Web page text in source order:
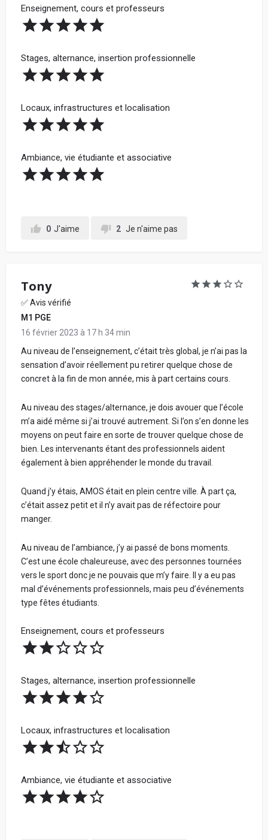
Enseignement, cours et professeurs
Stages, alternance, insertion professionnelle
Locaux, infrastructures et localisation
Ambiance, vie étudiante et associative
0 J'aime 2 Je n'aime pas
Tony
✅ Avis vérifié
M1 PGE
16 février 2023 à 17 h 34 min
Au niveau de l’enseignement, c’était très global, je n’ai pas la
sensation d’avoir réellement pu retirer quelque chose de
concret à la fin de mon année, mis à part certains cours.
Au niveau des stages/alternance, je dois avouer que l’école
m’a aidé même si j’ai trouvé autrement. Si l’on s’en donne les
moyens on peut faire en sorte de trouver quelque chose de
bien. Les intervenants étant des professionnels aident
également à bien appréhender le monde du travail.
Quand j’y étais, AMOS était en plein centre ville. À part ça,
c’était assez petit et il n’y avait pas de réfectoire pour
manger.
Au niveau de l’ambiance, j’y ai passé de bons moments.
C’est une école chaleureuse, avec des personnes tournées
vers le sport donc je ne pouvais que m’y faire. Il y a eu pas
mal d’événements professionnels, mais peu d’événements
type fêtes étudiants.
Enseignement, cours et professeurs
Stages, alternance, insertion professionnelle
Locaux, infrastructures et localisation
Ambiance, vie étudiante et associative
Votre adresse mail (ne sera jamais communiquée à
l'école) :
Votre retour d'expérience au sein de l'école, en
dessus, pour conseiller les futurs étudiants :